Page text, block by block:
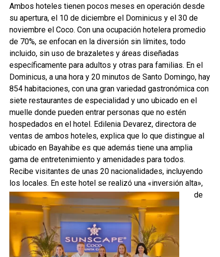
Ambos hoteles tienen pocos meses en operación desde
su apertura, el 10 de diciembre el Dominicus y el 30 de
noviembre el Coco. Con una ocupación hotelera promedio
de 70%, se enfocan en la diversión sin límites, todo
incluido, sin uso de brazaletes y áreas diseñadas
específicamente para adultos y otras para familias. En el
Dominicus, a una hora y 20 minutos de Santo Domingo, hay
854 habitaciones, con una gran variedad gastronómica con
siete restaurantes de especialidad y uno ubicado en el
muelle donde pueden entrar personas que no estén
hospedados en el hotel. Edilenia Devarez, directora de
ventas de ambos hoteles, explica que lo que distingue al
ubicado en Bayahibe es que además tiene una amplia
gama de entretenimiento y amenidades para todos.
Recibe visitantes de unas 20 nacionalidades, incluyendo
los locales. En este hotel se realizó una «inversión alta»,
de